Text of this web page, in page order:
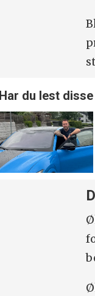
Har du lest